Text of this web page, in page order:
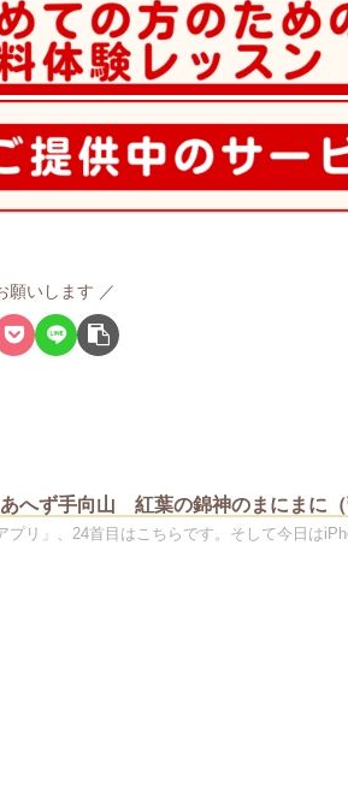
願いします
へず手向山 紅葉の錦神のまにまに（
プリ」、24首目はこちらです。そして今日は